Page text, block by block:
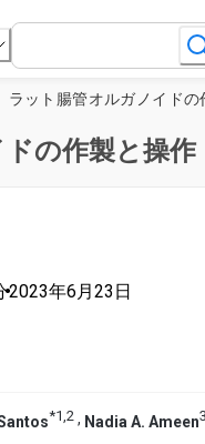
の作製と操作
•2023年6月23日
*1,2 , Nadia A. Ameen